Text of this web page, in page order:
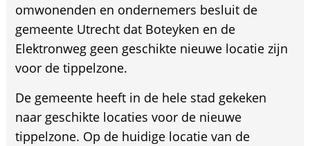
omwonenden en ondernemers besluit de
gemeente Utrecht dat Boteyken en de
Elektronweg geen geschikte nieuwe locatie zijn
voor de tippelzone.
De gemeente heeft in de hele stad gekeken
naar geschikte locaties voor de nieuwe
tippelzone. Op de huidige locatie van de